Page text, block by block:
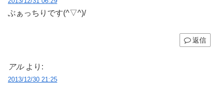
ぶぁっちりです(^▽^)/
返信
アル より:
2013/12/30 21:25